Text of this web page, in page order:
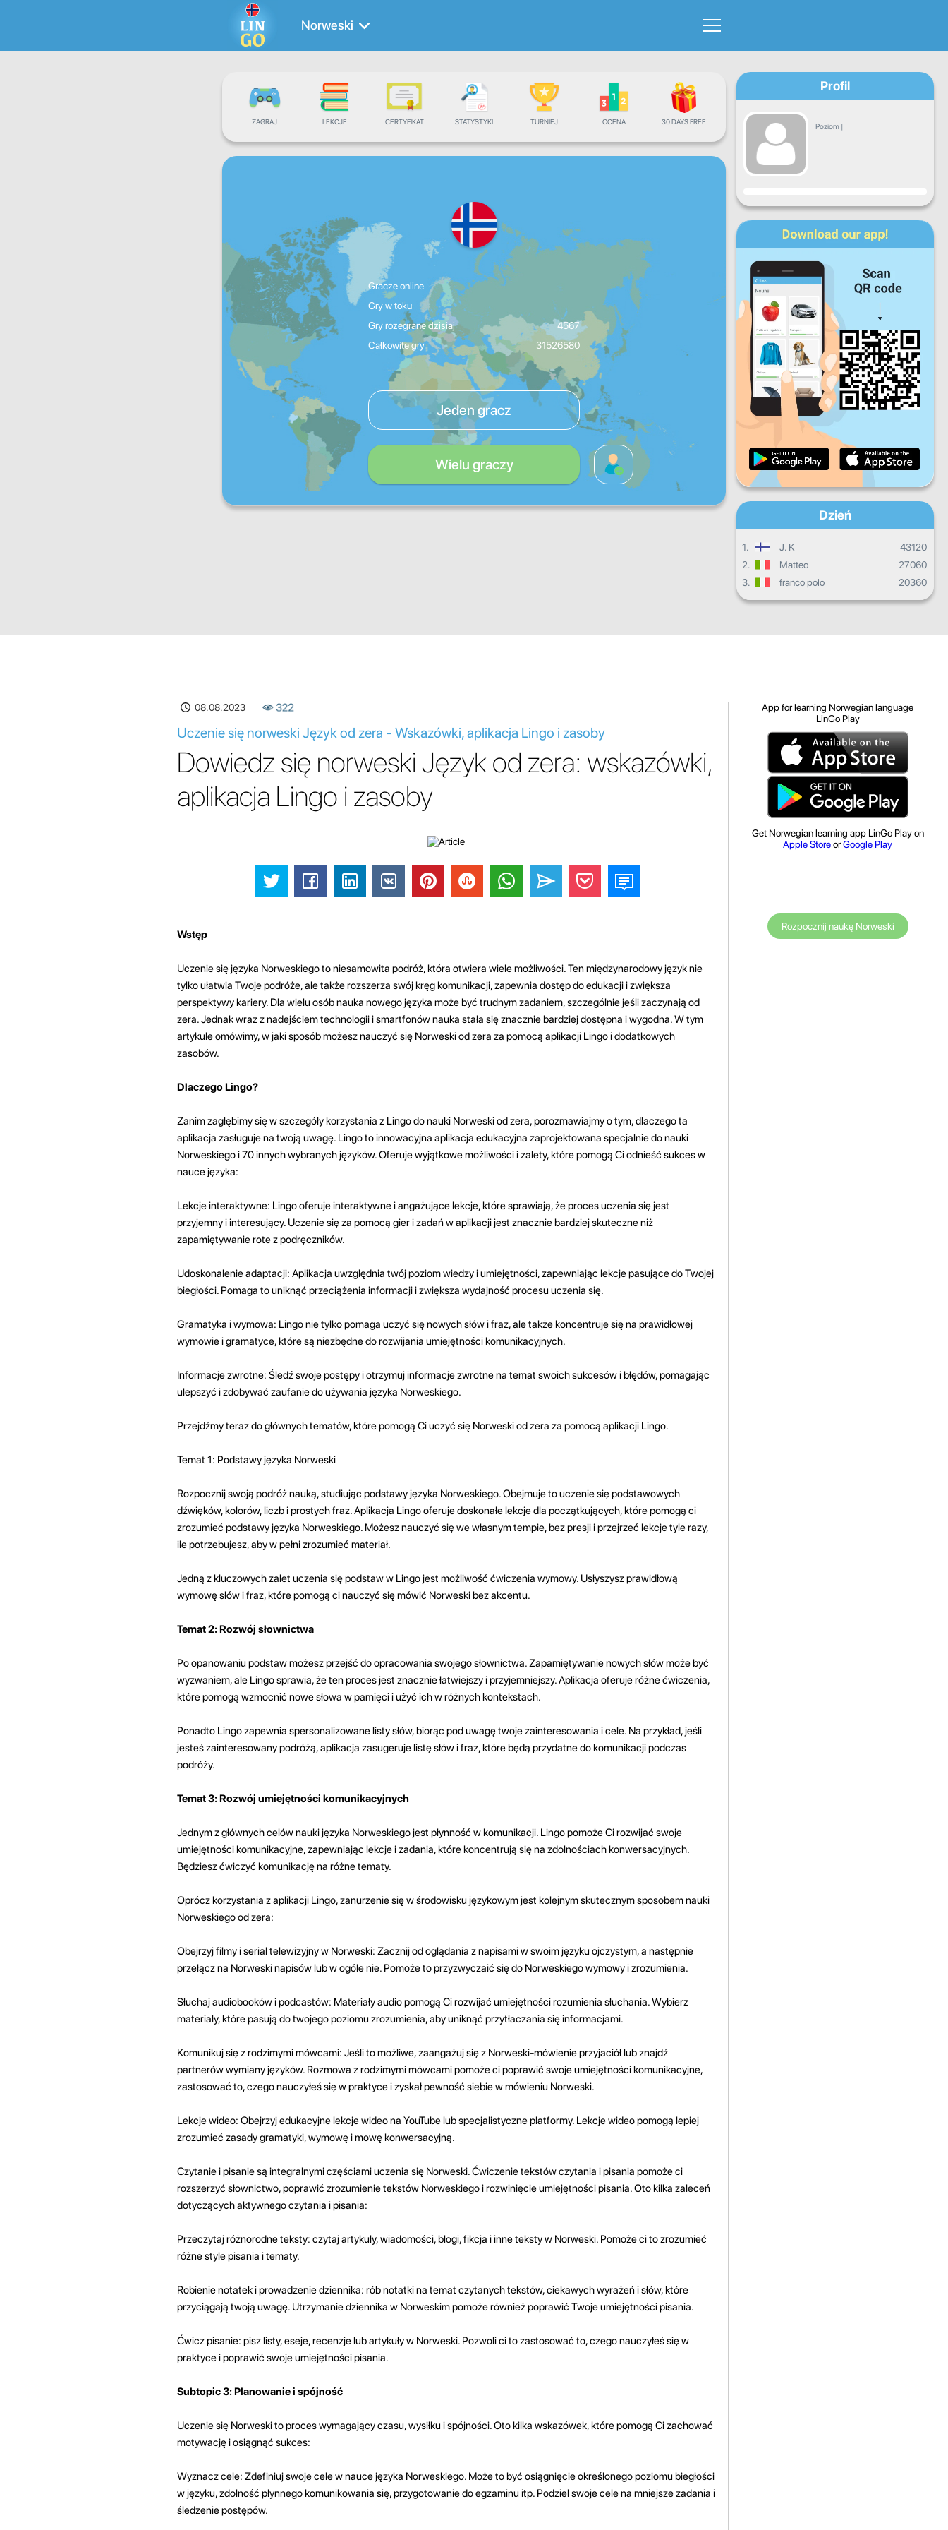
Norweski
ZAGRAJ LEKCJE CERTYFIKAT STATYSTYKI TURNIEJ OCENA 30 DAYS FREE
Gracze online
Gry w toku
Gry rozegrane dzisiaj
4567
Całkowite gry
31526580
Jeden gracz
Wielu graczy
Profil
Poziom |
Postęp
Pn. Śr. Cz.
Sb. Nd.
Dzienne postępy
Miesięczne postępy
Ogólny postęp
Dzień
1. J. K
43120
2.
Matteo
27060
3.
franco polo 20360
08.08.2023 322
Uczenie się norweski Język od zera - Wskazówki, aplikacja Lingo i zasoby
Dowiedz się norweski Język od zera: wskazówki,
aplikacja Lingo i zasoby
Wstęp
Uczenie się języka Norweskiego to niesamowita podróż, która otwiera wiele możliwości. Ten międzynarodowy język nie
tylko ułatwia Twoje podróże, ale także rozszerza swój kręg komunikacji, zapewnia dostęp do edukacji i zwiększa
perspektywy kariery. Dla wielu osób nauka nowego języka może być trudnym zadaniem, szczególnie jeśli zaczynają od
zera. Jednak wraz z nadejściem technologii i smartfonów nauka stała się znacznie bardziej dostępna i wygodna. W tym
artykule omówimy, w jaki sposób możesz nauczyć się Norweski od zera za pomocą aplikacji Lingo i dodatkowych
zasobów.
Dlaczego Lingo?
Zanim zagłębimy się w szczegóły korzystania z Lingo do nauki Norweski od zera, porozmawiajmy o tym, dlaczego ta
aplikacja zasługuje na twoją uwagę. Lingo to innowacyjna aplikacja edukacyjna zaprojektowana specjalnie do nauki
Norweskiego i 70 innych wybranych języków. Oferuje wyjątkowe możliwości i zalety, które pomogą Ci odnieść sukces w
nauce języka:
Lekcje interaktywne: Lingo oferuje interaktywne i angażujące lekcje, które sprawiają, że proces uczenia się jest
przyjemny i interesujący. Uczenie się za pomocą gier i zadań w aplikacji jest znacznie bardziej skuteczne niż
zapamiętywanie rote z podręczników.
Udoskonalenie adaptacji: Aplikacja uwzględnia twój poziom wiedzy i umiejętności, zapewniając lekcje pasujące do Twojej
biegłości. Pomaga to uniknąć przeciążenia informacji i zwiększa wydajność procesu uczenia się.
Gramatyka i wymowa: Lingo nie tylko pomaga uczyć się nowych słów i fraz, ale także koncentruje się na prawidłowej
wymowie i gramatyce, które są niezbędne do rozwijania umiejętności komunikacyjnych.
Informacje zwrotne: Śledź swoje postępy i otrzymuj informacje zwrotne na temat swoich sukcesów i błędów, pomagając
ulepszyć i zdobywać zaufanie do używania języka Norweskiego.
Przejdźmy teraz do głównych tematów, które pomogą Ci uczyć się Norweski od zera za pomocą aplikacji Lingo.
Temat 1: Podstawy języka Norweski
Rozpocznij swoją podróż nauką, studiując podstawy języka Norweskiego. Obejmuje to uczenie się podstawowych
dźwięków, kolorów, liczb i prostych fraz. Aplikacja Lingo oferuje doskonałe lekcje dla początkujących, które pomogą ci
zrozumieć podstawy języka Norweskiego. Możesz nauczyć się we własnym tempie, bez presji i przejrzeć lekcje tyle razy,
ile potrzebujesz, aby w pełni zrozumieć materiał.
Jedną z kluczowych zalet uczenia się podstaw w Lingo jest możliwość ćwiczenia wymowy. Usłyszysz prawidłową
wymowę słów i fraz, które pomogą ci nauczyć się mówić Norweski bez akcentu.
Temat 2: Rozwój słownictwa
Po opanowaniu podstaw możesz przejść do opracowania swojego słownictwa. Zapamiętywanie nowych słów może być
wyzwaniem, ale Lingo sprawia, że ​​ten proces jest znacznie łatwiejszy i przyjemniejszy. Aplikacja oferuje różne ćwiczenia,
które pomogą wzmocnić nowe słowa w pamięci i użyć ich w różnych kontekstach.
Ponadto Lingo zapewnia spersonalizowane listy słów, biorąc pod uwagę twoje zainteresowania i cele. Na przykład, jeśli
jesteś zainteresowany podróżą, aplikacja zasugeruje listę słów i fraz, które będą przydatne do komunikacji podczas
podróży.
Temat 3: Rozwój umiejętności komunikacyjnych
Jednym z głównych celów nauki języka Norweskiego jest płynność w komunikacji. Lingo pomoże Ci rozwijać swoje
umiejętności komunikacyjne, zapewniając lekcje i zadania, które koncentrują się na zdolnościach konwersacyjnych.
Będziesz ćwiczyć komunikację na różne tematy.
Oprócz korzystania z aplikacji Lingo, zanurzenie się w środowisku językowym jest kolejnym skutecznym sposobem nauki
Norweskiego od zera:
Obejrzyj filmy i serial telewizyjny w Norweski: Zacznij od oglądania z napisami w swoim języku ojczystym, a następnie
przełącz na Norweski napisów lub w ogóle nie. Pomoże to przyzwyczaić się do Norweskiego wymowy i zrozumienia.
Słuchaj audiobooków i podcastów: Materiały audio pomogą Ci rozwijać umiejętności rozumienia słuchania. Wybierz
materiały, które pasują do twojego poziomu zrozumienia, aby uniknąć przytłaczania się informacjami.
Komunikuj się z rodzimymi mówcami: Jeśli to możliwe, zaangażuj się z Norweski-mówienie przyjaciół lub znajdź
partnerów wymiany języków. Rozmowa z rodzimymi mówcami pomoże ci poprawić swoje umiejętności komunikacyjne,
zastosować to, czego nauczyłeś się w praktyce i zyskał pewność siebie w mówieniu Norweski.
Lekcje wideo: Obejrzyj edukacyjne lekcje wideo na YouTube lub specjalistyczne platformy. Lekcje wideo pomogą lepiej
zrozumieć zasady gramatyki, wymowę i mowę konwersacyjną.
Czytanie i pisanie są integralnymi częściami uczenia się Norweski. Ćwiczenie tekstów czytania i pisania pomoże ci
rozszerzyć słownictwo, poprawić zrozumienie tekstów Norweskiego i rozwinięcie umiejętności pisania. Oto kilka zaleceń
dotyczących aktywnego czytania i pisania:
Przeczytaj różnorodne teksty: czytaj artykuły, wiadomości, blogi, fikcja i inne teksty w Norweski. Pomoże ci to zrozumieć
różne style pisania i tematy.
Robienie notatek i prowadzenie dziennika: rób notatki na temat czytanych tekstów, ciekawych wyrażeń i słów, które
przyciągają twoją uwagę. Utrzymanie dziennika w Norweskim pomoże również poprawić Twoje umiejętności pisania.
Ćwicz pisanie: pisz listy, eseje, recenzje lub artykuły w Norweski. Pozwoli ci to zastosować to, czego nauczyłeś się w
praktyce i poprawić swoje umiejętności pisania.
Subtopic 3: Planowanie i spójność
Uczenie się Norweski to proces wymagający czasu, wysiłku i spójności. Oto kilka wskazówek, które pomogą Ci zachować
motywację i osiągnąć sukces:
Wyznacz cele: Zdefiniuj swoje cele w nauce języka Norweskiego. Może to być osiągnięcie określonego poziomu biegłości
w języku, zdolność płynnego komunikowania się, przygotowanie do egzaminu itp. Podziel swoje cele na mniejsze zadania i
śledzenie postępów.
App for learning Norwegian language
LinGo Play
Get Norwegian learning app LinGo Play on
Apple StoreorGoogle Play
Rozpocznij naukę Norweski